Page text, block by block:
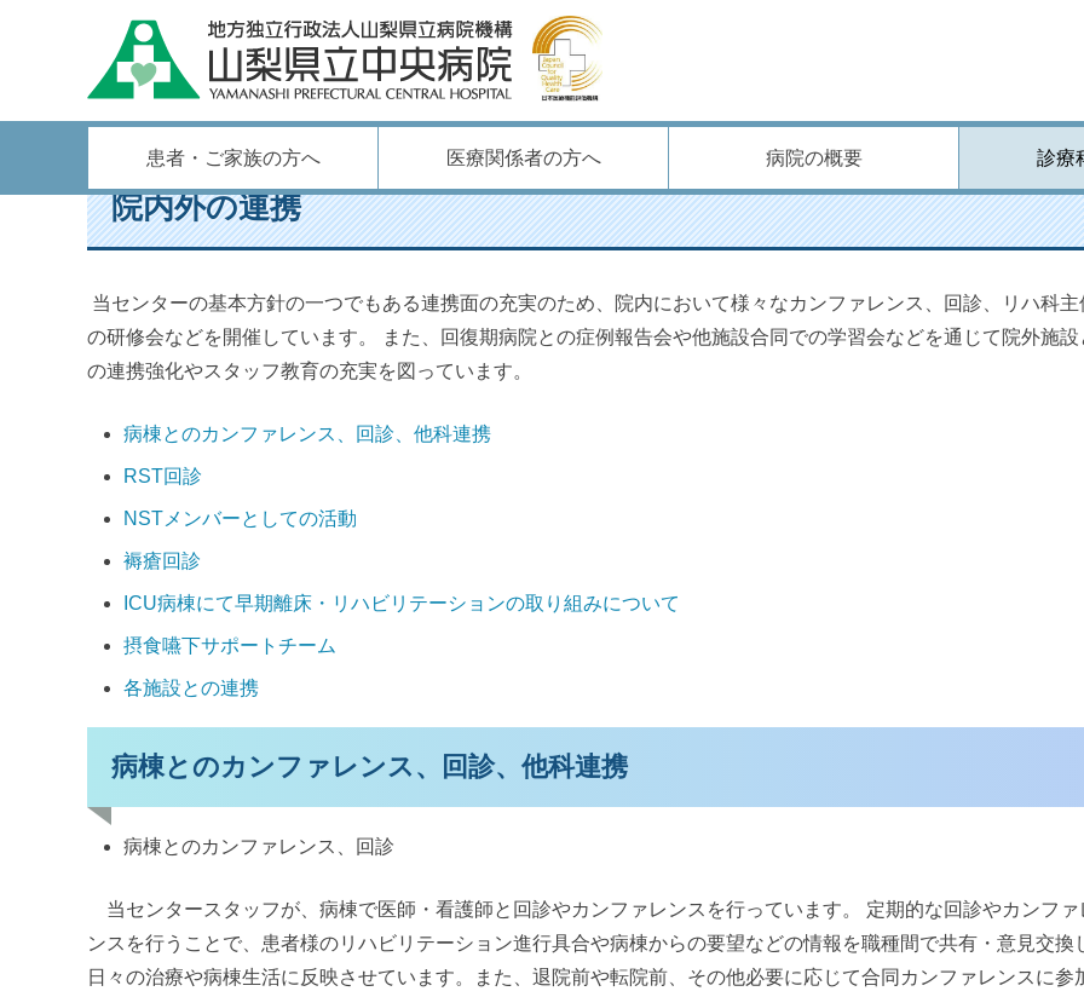
患者・ご家族の方へ 医療関係者の方へ 病院の概要 診療
ホーム 各部門のご案内/リハビリテーションセンター/ 院内外の連携
院内外の連携
当センターの基本方針の一つでもある連携面の充実のため、院内において様々なカンファレンス、回診、リハ科主
の研修会などを開催しています。 また、回復期病院との症例報告会や他施設合同での学習会などを通じて院外施設
の連携強化やスタッフ教育の充実を図っています。
病棟とのカンファレンス、回診、他科連携
RST回診
NSTメンバーとしての活動
褥瘡回診
ICU病棟にて早期離床・リハビリテーションの取り組みについて
摂食嚥下サポートチーム
各施設との連携
病棟とのカンファレンス、回診、他科連携
病棟とのカンファレンス、回診
当センタースタッフが、病棟で医師・看護師と回診やカンファレンスを行っています。 定期的な回診やカンファ
ンスを行うことで、患者様のリハビリテーション進行具合や病棟からの要望などの情報を職種間で共有・意見交換
日々の治療や病棟生活に反映させています。また、退院前や転院前、その他必要に応じて合同カンファレンスに参